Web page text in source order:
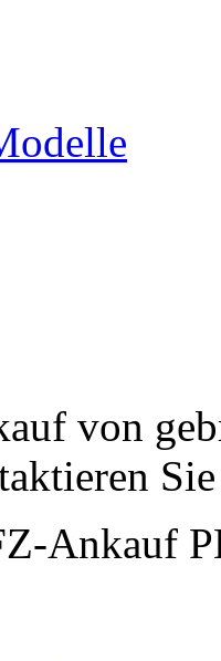
von
Ankauf